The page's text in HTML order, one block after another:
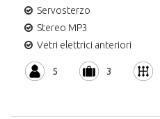
Servosterzo
Stereo MP3
Vetri elettrici anteriori
5 3